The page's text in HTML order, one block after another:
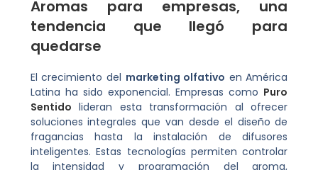
Aromas para empresas, una
tendencia que llegó para
quedarse
El crecimiento del marketing olfativo en América
Latina ha sido exponencial. Empresas como Puro
Sentido lideran esta transformación al ofrecer
soluciones integrales que van desde el diseño de
fragancias hasta la instalación de difusores
inteligentes. Estas tecnologías permiten controlar
la intensidad y programación del aroma,